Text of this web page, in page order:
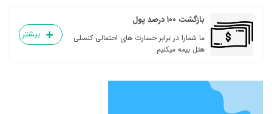
بازگشت ۱۰۰ درصد پول
ما شمارا در برابر خسارت های احتمالی کنسلی
هتل بیمه میکنیم
بیشتر